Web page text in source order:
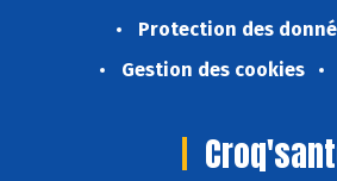
Protection des
Gestion des cookies